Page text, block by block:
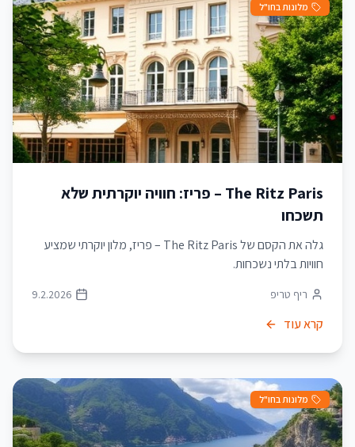
מלונות בחו"ל
The Ritz Paris – פריז: חוויה יוקרתית שלא
תשכחו
גלה את הקסם של The Ritz Paris – פריז, מלון יוקרתי שמציע
חוויות בלתי נשכחות.
ריף טריפ 9.2.2026
קרא עוד
מלונות בחו"ל